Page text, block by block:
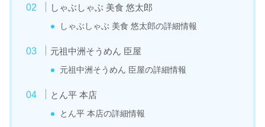
しゃぶしゃぶ 美食 悠太郎
しゃぶしゃぶ 美食 悠太郎の詳細情報
元祖中洲そうめん 臣屋
元祖中洲そうめん 臣屋の詳細情報
とん平 本店
とん平 本店の詳細情報